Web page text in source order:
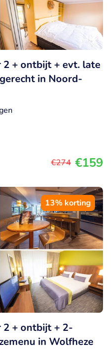
+ ontbijt + evt. late
in Noord-
€274 €159
13% korting
2 + ontbijt + 2-
in Wolfheze